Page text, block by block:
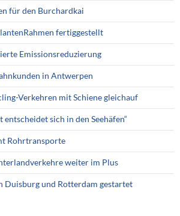
für den Burchardkai
fertiggestellt
Emissionsreduzierung
in Antwerpen
Verkehren mit Schiene gleichauf
sich in den Seehäfen“
Rohrtransporte
weiter im Plus
Duisburg und Rotterdam gestartet